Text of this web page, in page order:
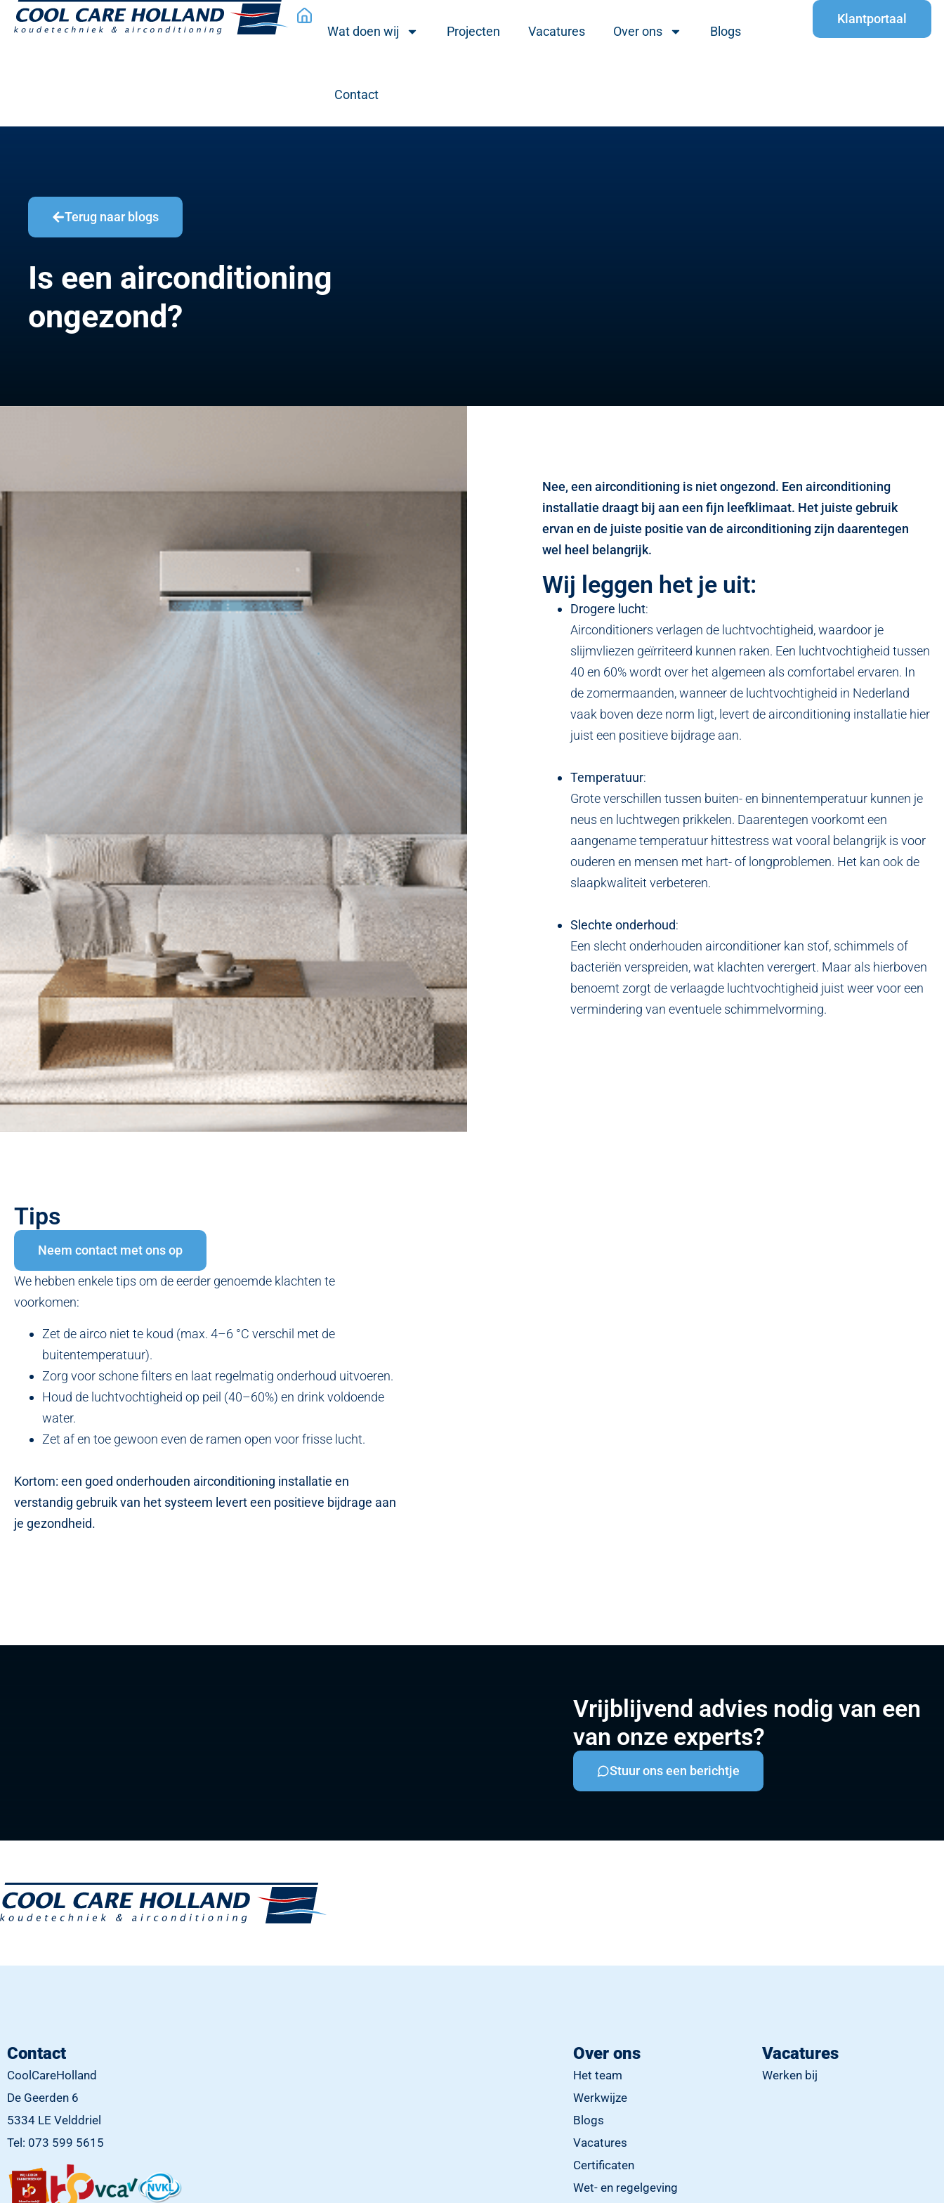
Klantportaal
Wat doen wij
Projecten Vacatures Over ons Blogs
Contact
Terug naar blogs
Is een airconditioning
ongezond?
Nee, een airconditioning is niet ongezond. Een airconditioning
installatie draagt bij aan een fijn leefklimaat. Het juiste gebruik
ervan en de juiste positie van de airconditioning zijn daarentegen
wel heel belangrijk.
Wij leggen het je uit:
Drogere lucht:
Airconditioners verlagen de luchtvochtigheid, waardoor je
slijmvliezen geïrriteerd kunnen raken. Een luchtvochtigheid tussen
40 en 60% wordt over het algemeen als comfortabel ervaren. In
de zomermaanden, wanneer de luchtvochtigheid in Nederland
vaak boven deze norm ligt, levert de airconditioning installatie hier
juist een positieve bijdrage aan.
Temperatuur:
Grote verschillen tussen buiten- en binnentemperatuur kunnen je
neus en luchtwegen prikkelen. Daarentegen voorkomt een
aangename temperatuur hittestress wat vooral belangrijk is voor
ouderen en mensen met hart- of longproblemen. Het kan ook de
slaapkwaliteit verbeteren.
Slechte onderhoud:
Een slecht onderhouden airconditioner kan stof, schimmels of
bacteriën verspreiden, wat klachten verergert. Maar als hierboven
benoemt zorgt de verlaagde luchtvochtigheid juist weer voor een
vermindering van eventuele schimmelvorming.
Tips
Neem contact met ons op
We hebben enkele tips om de eerder genoemde klachten te
voorkomen:
Zet de airco niet te koud (max. 4–6 °C verschil met de
buitentemperatuur).
Zorg voor schone filters en laat regelmatig onderhoud uitvoeren.
Houd de luchtvochtigheid op peil (40–60%) en drink voldoende
water.
Zet af en toe gewoon even de ramen open voor frisse lucht.
Kortom: een goed onderhouden airconditioning installatie en
verstandig gebruik van het systeem levert een positieve bijdrage aan
je gezondheid.
Vrijblijvend advies nodig van een
van onze experts?
Stuur ons een berichtje
Contact
CoolCareHolland
De Geerden 6
5334 LE Velddriel
Tel: 073 599 5615
Over ons
Het team
Werkwijze
Blogs
Vacatures
Certificaten
Wet- en regelgeving
Vacatures
Werken bij